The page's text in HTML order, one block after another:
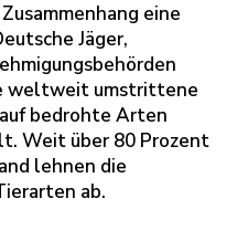
eine
Jäger,
weltweit umstrittene
bedrohte Arten
Weit über 80 Prozent
lehnen die
ab.